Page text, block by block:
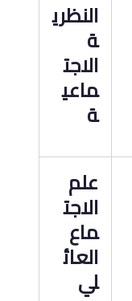
النظري
ة
الاجت
ماعي
ة
علم
الاجت
ماع
العائ
لي